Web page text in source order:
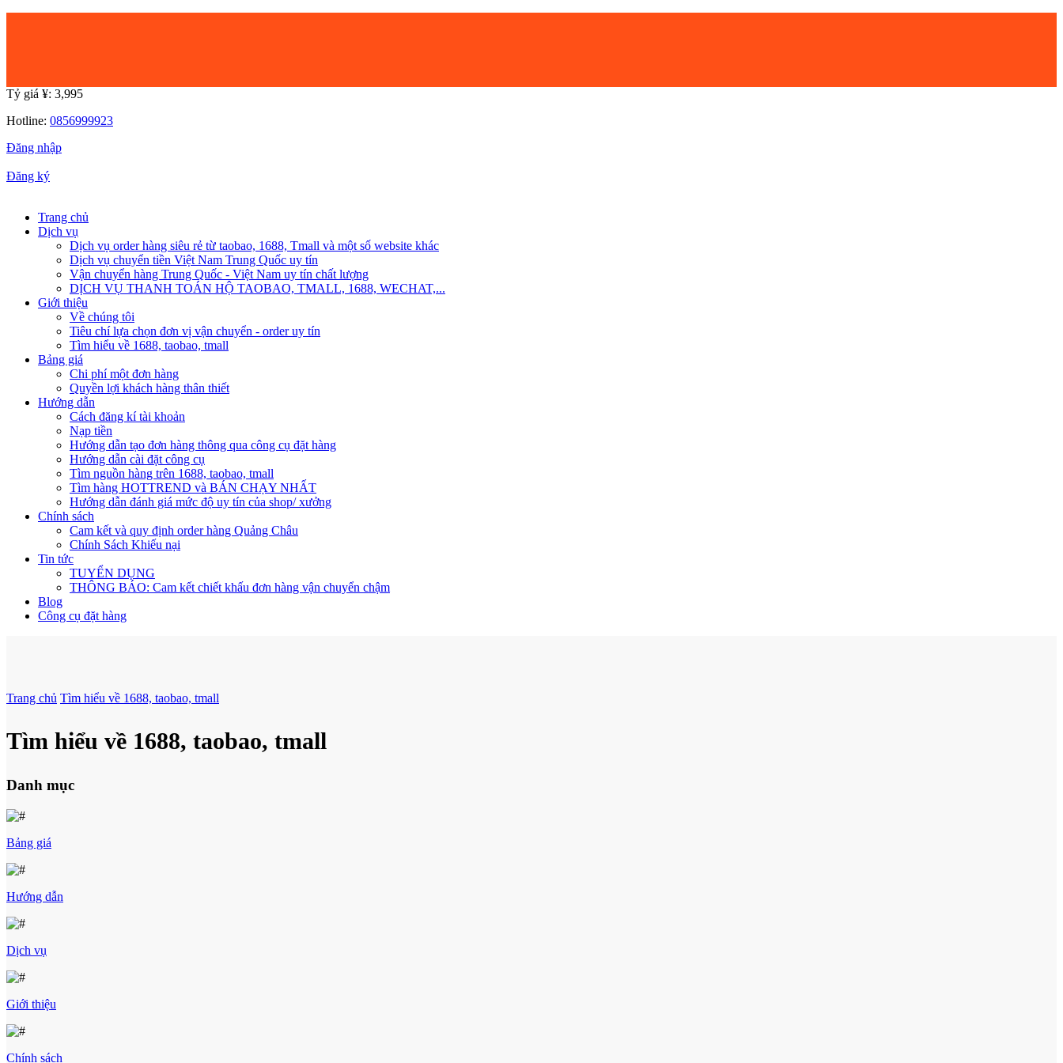
Tỷ giá ¥: 3,995
Hotline: 0856999923
Đăng nhập
Đăng ký
Trang chủ
Dịch vụ
Dịch vụ order hàng siêu rẻ từ taobao, 1688, Tmall và một số website khác
Dịch vụ chuyển tiền Việt Nam Trung Quốc uy tín
Vận chuyển hàng Trung Quốc - Việt Nam uy tín chất lượng
DỊCH VỤ THANH TOÁN HỘ TAOBAO, TMALL, 1688, WECHAT,...
Giới thiệu
Về chúng tôi
Tiêu chí lựa chọn đơn vị vận chuyển - order uy tín
Tìm hiểu về 1688, taobao, tmall
Bảng giá
Chi phí một đơn hàng
Quyền lợi khách hàng thân thiết
Hướng dẫn
Cách đăng kí tài khoản
Nạp tiền
Hướng dẫn tạo đơn hàng thông qua công cụ đặt hàng
Hướng dẫn cài đặt công cụ
Tìm nguồn hàng trên 1688, taobao, tmall
Tìm hàng HOTTREND và BÁN CHẠY NHẤT
Hướng dẫn đánh giá mức độ uy tín của shop/ xưởng
Chính sách
Cam kết và quy định order hàng Quảng Châu
Chính Sách Khiếu nại
Tin tức
TUYỂN DỤNG
THÔNG BÁO: Cam kết chiết khấu đơn hàng vận chuyển chậm
Blog
Công cụ đặt hàng
Trang chủ Tìm hiểu về 1688, taobao, tmall
Tìm hiểu về 1688, taobao, tmall
Danh mục
Bảng giá
Hướng dẫn
Dịch vụ
Giới thiệu
Chính sách